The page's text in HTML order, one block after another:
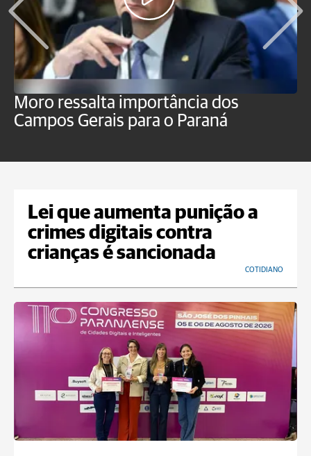
Moro ressalta importância dos
Campos Gerais para o Paraná
Lei que aumenta punição a
crimes digitais contra
crianças é sancionada
COTIDIANO